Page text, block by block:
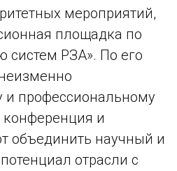
мероприятий,
площадка по
систем РЗА». По его
и профессиональному
конференция и
объединить научный и
отрасли с